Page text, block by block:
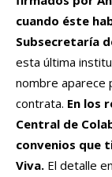
cuando éste
Subsecretaría
esta última
nombre aparece
contrata. En los
Central de
convenios que
Viva. El detalle